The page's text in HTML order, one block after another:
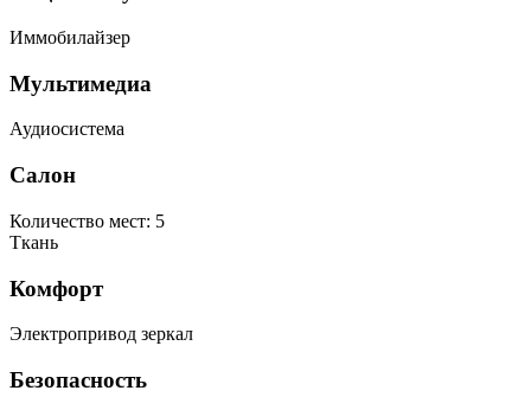
Иммобилайзер
Мультимедиа
Аудиосистема
Салон
Количество мест: 5
Ткань
Комфорт
Электропривод зеркал
Безопасность